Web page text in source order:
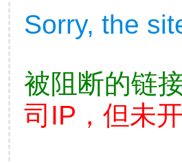
Sorry, the
被阻断的链接
司IP，但未